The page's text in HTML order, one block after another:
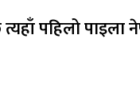
पहिलो पाइला